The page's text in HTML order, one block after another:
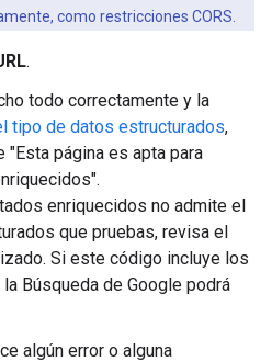
como restricciones CORS.
.
todo correctamente y la
tipo de datos estructurados,
"Esta página es apta para
enriquecidos no admite el
que pruebas, revisa el
Si este código incluye los
Búsqueda de Google podrá
algún error o alguna